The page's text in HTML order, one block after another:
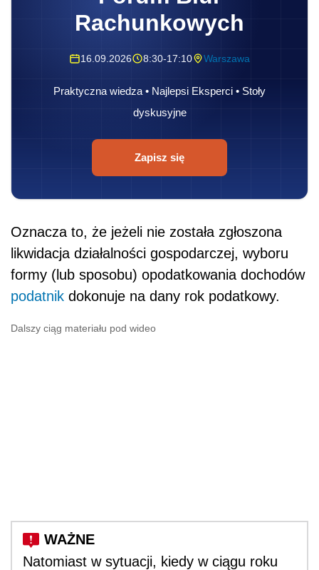
Rachunkowych
16.09.2026 8:30-17:10 Warszawa
Praktyczna wiedza • Najlepsi Eksperci • Stoły
dyskusyjne
Zapisz się
Oznacza to, że jeżeli nie została zgłoszona
likwidacja działalności gospodarczej, wyboru
formy (lub sposobu) opodatkowania dochodów
podatnik dokonuje na dany rok podatkowy.
Dalszy ciąg materiału pod wideo
Natomiast w sytuacji, kiedy w ciągu roku